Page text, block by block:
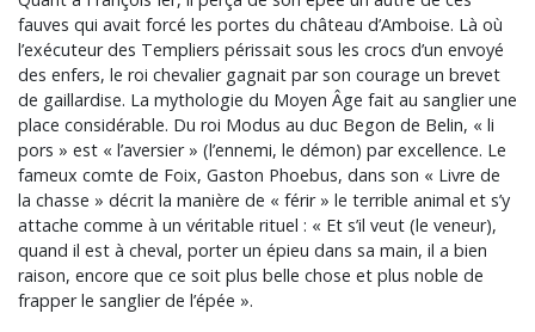
fauves qui avait forcé les portes du château d’Amboise. Là où
l’exécuteur des Templiers périssait sous les crocs d’un envoyé
des enfers, le roi chevalier gagnait par son courage un brevet
de gaillardise. La mythologie du Moyen Âge fait au sanglier une
place considérable. Du roi Modus au duc Begon de Belin, « li
pors » est « l’aversier » (l’ennemi, le démon) par excellence. Le
fameux comte de Foix, Gaston Phoebus, dans son « Livre de
la chasse » décrit la manière de « férir » le terrible animal et s’y
attache comme à un véritable rituel : « Et s’il veut (le veneur),
quand il est à cheval, porter un épieu dans sa main, il a bien
raison, encore que ce soit plus belle chose et plus noble de
frapper le sanglier de l’épée ».